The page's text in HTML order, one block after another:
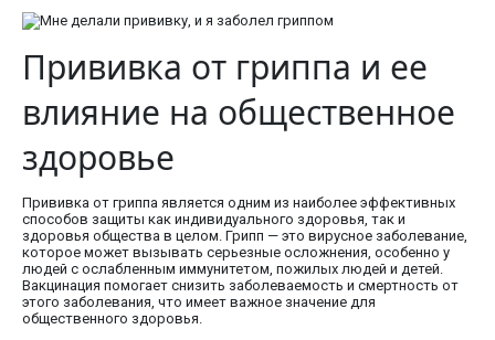
Прививка от гриппа и ее
влияние на общественное
здоровье
Прививка от гриппа является одним из наиболее эффективных
способов защиты как индивидуального здоровья, так и
здоровья общества в целом. Грипп — это вирусное заболевание,
которое может вызывать серьезные осложнения, особенно у
людей с ослабленным иммунитетом, пожилых людей и детей.
Вакцинация помогает снизить заболеваемость и смертность от
этого заболевания, что имеет важное значение для
общественного здоровья.